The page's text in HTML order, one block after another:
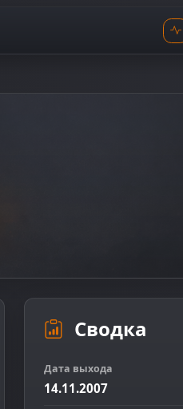
Сводка
Дата выхода
14.11.2007